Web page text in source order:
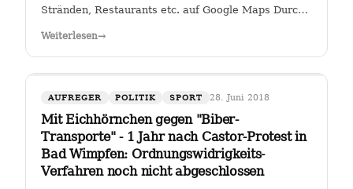
Stränden, Restaurants etc. auf Google Maps Durch
Weiterlesen→
AUFREGER POLITIK SPORT 28. Juni 2018
Mit Eichhörnchen gegen "Biber-
Transporte" - 1 Jahr nach Castor-Protest in
Bad Wimpfen: Ordnungswidrigkeits-
Verfahren noch nicht abgeschlossen